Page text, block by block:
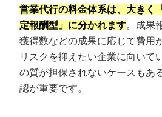
営業代行の料金体系は、大きく
定報酬型」に分かれます。成果
獲得数などの成果に応じて費用
リスクを抑えたい企業に向いて
の質が担保されないケースもあ
認が重要です。